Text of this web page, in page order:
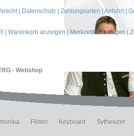
- Webshop
| Datenschutz Zahlungsarten |Anfahrt|
| Warenkorb anzeigen Merkzettel anzeigen
Flöten Keyboard Sythesizer